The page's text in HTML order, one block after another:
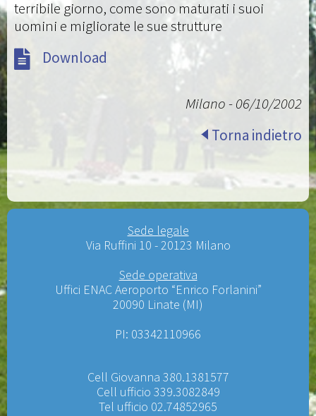
terribile giorno, come sono maturati i suoi
uomini e migliorate le sue strutture
Download
Milano - 06/10/2002
Torna indietro
Sede legale
Via Ruffini 10 - 20123 Milano
Sede operativa
Uffici ENAC Aeroporto “Enrico Forlanini”
20090 Linate (MI)
PI: 03342110966
Cell Giovanna 380.1381577
Cell ufficio 339.3082849
Tel ufficio 02.74852965